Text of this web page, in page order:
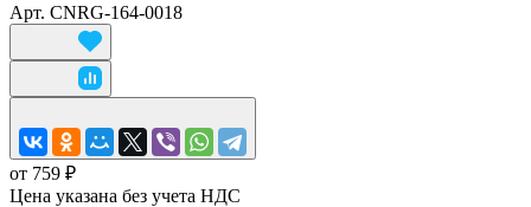
Арт. CNRG-164-0018
от 759 ₽
Цена указана без учета НДС